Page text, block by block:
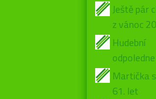
Ještě pár
z vánoc
Hudební
odpoledne
Martička
61. let